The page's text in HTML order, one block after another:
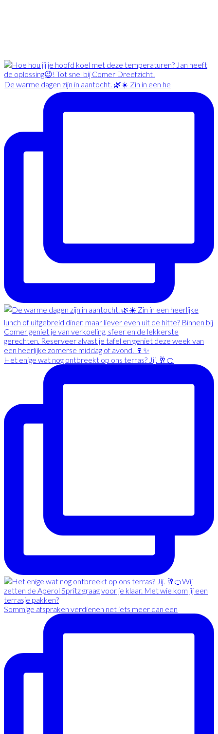
De warme dagen zijn in aantocht. 🌿☀️ Zin in een he
Het enige wat nog ontbreekt op ons terras? Jij. 🥂🍊
Sommige afspraken verdienen net iets meer dan een